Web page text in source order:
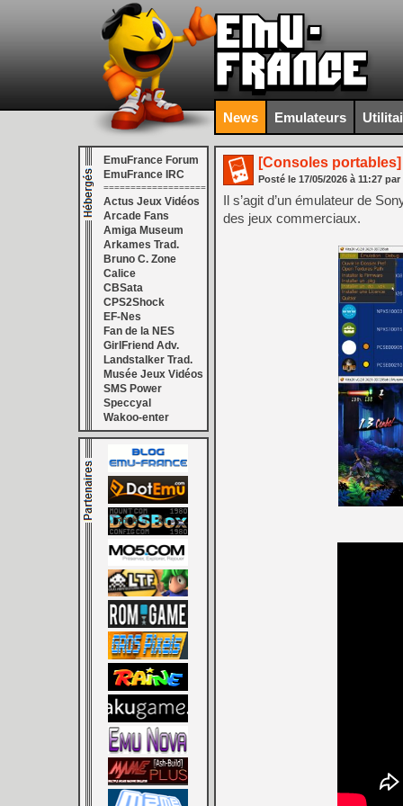
News Emulateurs
EmuFrance Forum
EmuFrance IRC
===================
Actus Jeux Vidéos
Arcade Fans
Amiga Museum
Arkames Trad.
Bruno C. Zone
Calice
CBSata
CPS2Shock
EF-Nes
Fan de la NES
GirlFriend Adv.
Landstalker Trad.
Musée Jeux Vidéos
SMS Power
Speccyal
Wakoo-enter
[Consoles portables]
Posté le 17/05/2026 à 11:27 par
Il s’agit d’un émulateur de
des jeux commerciaux.